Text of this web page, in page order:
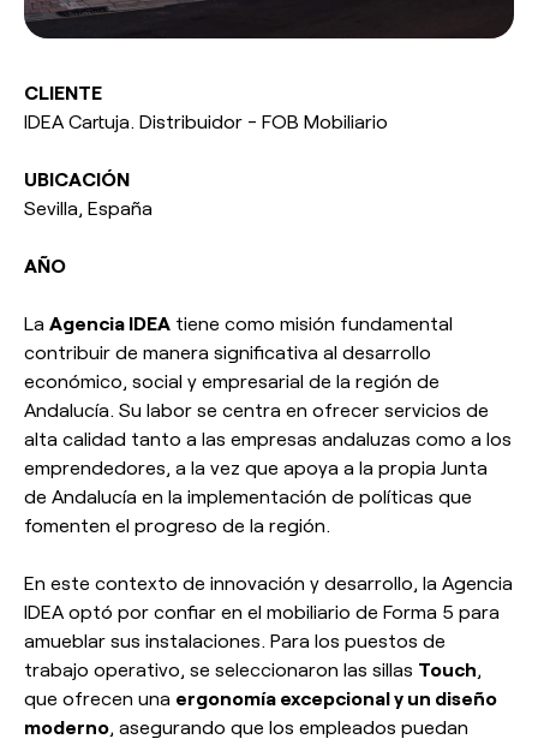
Responsabilidad social
Empleo
esPattio
esPattio
Contacto
Contacto
CLIENTE
IDEA Cartuja. Distribuidor - FOB Mobiliario
UBICACIÓN
Sevilla, España
AÑO
La Agencia IDEA tiene como misión fundamental
contribuir de manera significativa al desarrollo
económico, social y empresarial de la región de
Andalucía. Su labor se centra en ofrecer servicios de
alta calidad tanto a las empresas andaluzas como a los
emprendedores, a la vez que apoya a la propia Junta
de Andalucía en la implementación de políticas que
fomenten el progreso de la región.
En este contexto de innovación y desarrollo, la Agencia
IDEA optó por confiar en el mobiliario de Forma 5 para
amueblar sus instalaciones. Para los puestos de
trabajo operativo, se seleccionaron las sillas Touch
que ofrecen una ergonomía excepcional y un diseño
moderno , asegurando que los empleados puedan